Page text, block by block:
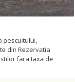
pescuitului,
din Rezervatia
fara taxa de